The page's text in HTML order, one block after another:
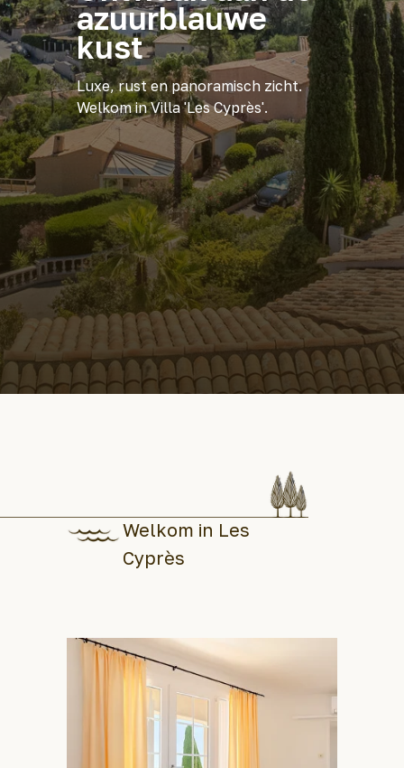
azuurblauwe
kust
Luxe, rust en panoramisch zicht.
Welkom in Villa 'Les Cyprès'.
Welkom in Les
Cyprès